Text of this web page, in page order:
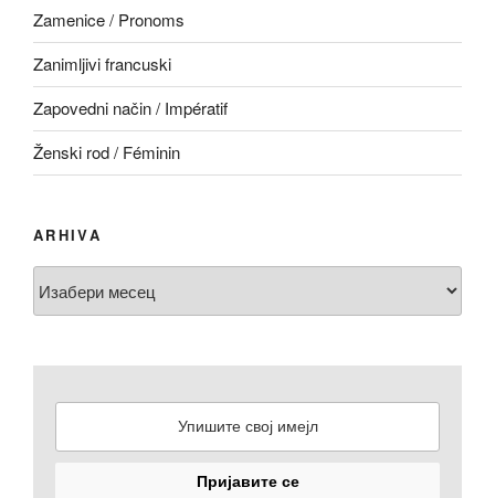
Zamenice / Pronoms
Zanimljivi francuski
Zapovedni način / Impératif
Ženski rod / Féminin
ARHIVA